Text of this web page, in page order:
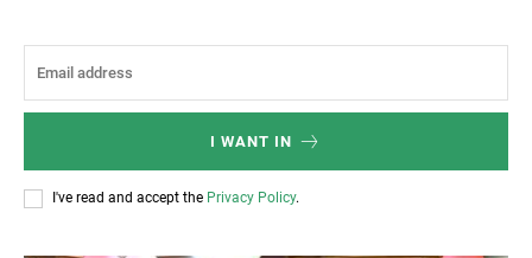
I WANT IN
I've read and accept the Privacy Policy.